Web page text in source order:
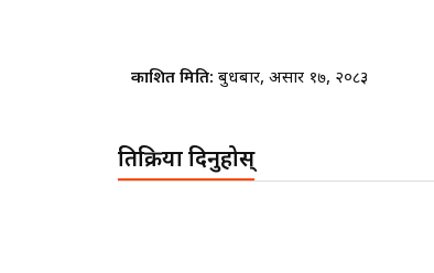
प्रकाशित मिति: बुधबार, असार १७, २०८३
प्रतिक्रिया दिनुहोस्